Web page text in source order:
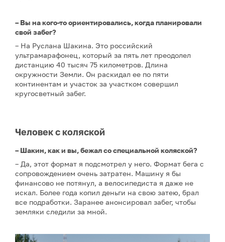
– Вы на кого-то ориентировались, когда планировали
свой забег?
– На Руслана Шакина. Это российский
ультрамарафонец, который за пять лет преодолел
дистанцию 40 тысяч 75 километров. Длина
окружности Земли. Он раскидал ее по пяти
континентам и участок за участком совершил
кругосветный забег.
Человек с коляской
– Шакин, как и вы, бежал со специальной коляской?
– Да, этот формат я подсмотрел у него. Формат бега с
сопровождением очень затратен. Машину я бы
финансово не потянул, а велосипедиста я даже не
искал. Более года копил деньги на свою затею, брал
все подработки. Заранее анонсировал забег, чтобы
земляки следили за мной.